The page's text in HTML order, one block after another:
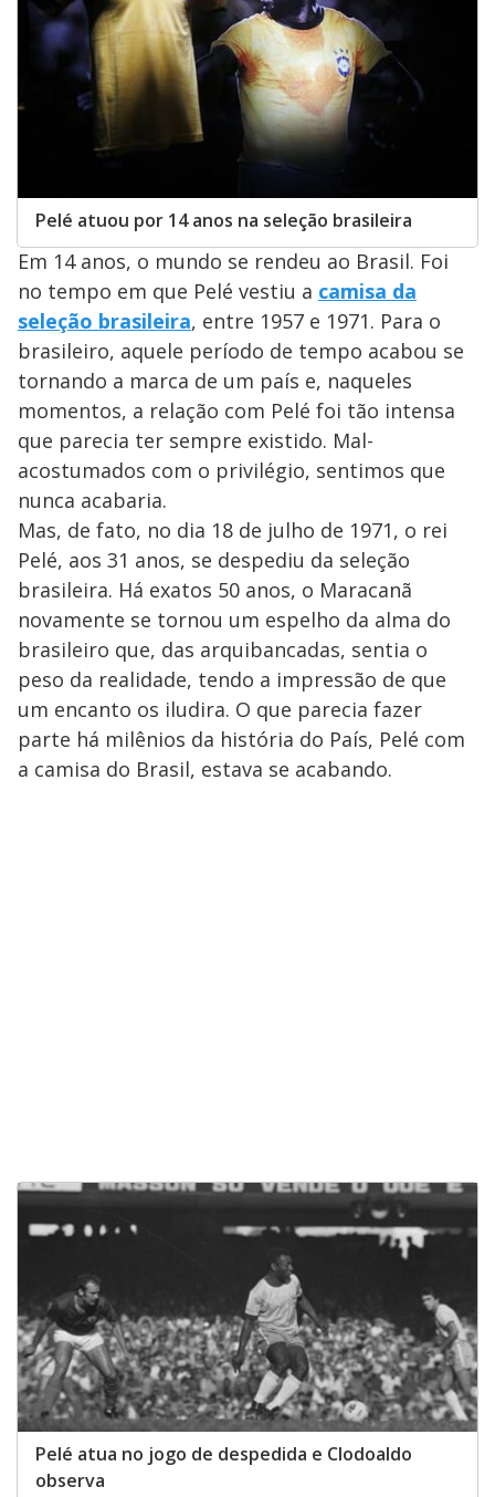
Pelé atuou por 14 anos na seleção brasileira
Em 14 anos, o mundo se rendeu ao Brasil. Foi
no tempo em que Pelé vestiu a camisa da
seleção brasileira, entre 1957 e 1971. Para o
brasileiro, aquele período de tempo acabou se
tornando a marca de um país e, naqueles
momentos, a relação com Pelé foi tão intensa
que parecia ter sempre existido. Mal-
acostumados com o privilégio, sentimos que
nunca acabaria.
Mas, de fato, no dia 18 de julho de 1971, o rei
Pelé, aos 31 anos, se despediu da seleção
brasileira. Há exatos 50 anos, o Maracanã
novamente se tornou um espelho da alma do
brasileiro que, das arquibancadas, sentia o
peso da realidade, tendo a impressão de que
um encanto os iludira. O que parecia fazer
parte há milênios da história do País, Pelé com
a camisa do Brasil, estava se acabando.
Pelé atua no jogo de despedida e Clodoaldo
observa